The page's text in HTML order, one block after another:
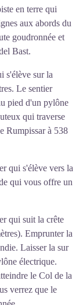
en terre qui
aux abords du
goudronnée et
Bast.
s'élève sur la
Le sentier
pied d'un pylône
qui traverse
Rumpissar à 538
qui s'élève vers la
qui vous offre un
qui suit la crête
Emprunter la
Laisser la sur
électrique.
le Col de la
verrez que le